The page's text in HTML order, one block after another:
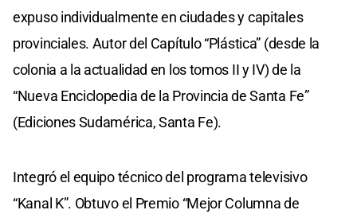
expuso individualmente en ciudades y capitales
provinciales. Autor del Capítulo “Plástica” (desde la
colonia a la actualidad en los tomos II y IV) de la
“Nueva Enciclopedia de la Provincia de Santa Fe”
(Ediciones Sudamérica, Santa Fe).
Integró el equipo técnico del programa televisivo
“Kanal K”. Obtuvo el Premio “Mejor Columna de